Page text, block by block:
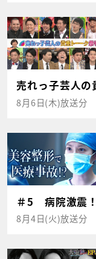
売れっ子芸人
8月6日(木)放送分
＃5 病院激震
8月4日(火)放送分